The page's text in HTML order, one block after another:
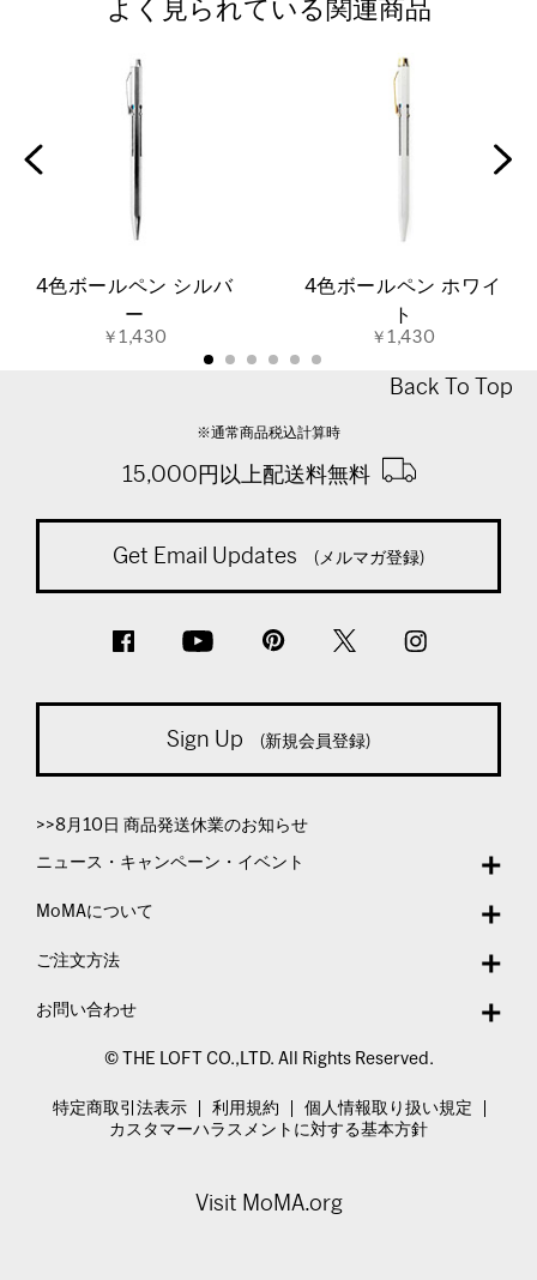
よく見られている関連商品
4色ボールペン シルバ
ー
￥1,430
4色ボールペン ホワイ
ト
￥1,430
Back To Top
※通常商品税込計算時
15,000円以上配送料無料
Get Email Updates (メルマガ登録)
Sign Up (新規会員登録)
>>8月10日 商品発送休業のお知らせ
ニュース・キャンペーン・イベント
MoMAについて
ご注文方法
お問い合わせ
© THE LOFT CO.,LTD. All Rights Reserved.
特定商取引法表示 利用規約
個人情報取り扱い規定
カスタマーハラスメントに対する基本方針
Visit MoMA.org